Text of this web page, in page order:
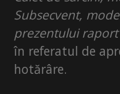
Subsecvent,
prezentului
în referatul de
hotărâre.